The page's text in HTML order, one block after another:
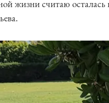
жизни считаю